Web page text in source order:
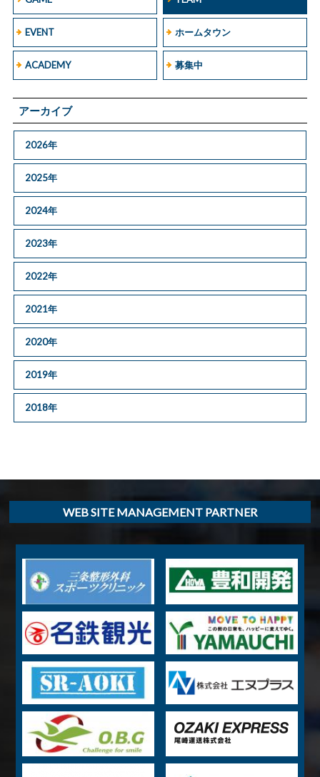
EVENT ホームタウン
ACADEMY 募集中
アーカイブ
2026年
2025年
2024年
2023年
2022年
2021年
2020年
2019年
2018年
WEB SITE MANAGEMENT PARTNER